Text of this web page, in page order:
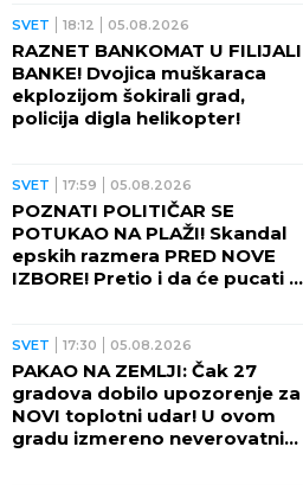
SVET 18:12 05.08.2026
RAZNET BANKOMAT U FILIJALI
BANKE! Dvojica muškaraca
ekplozijom šokirali grad,
policija digla helikopter!
SVET 17:59 05.08.2026
POZNATI POLITIČAR SE
POTUKAO NA PLAŽI! Skandal
epskih razmera PRED NOVE
IZBORE! Pretio i da će pucati u
SVET 17:30 05.08.2026
PAKAO NA ZEMLJI: Čak 27
gradova dobilo upozorenje za
NOVI toplotni udar! U ovom
gradu izmereno neverovatnih